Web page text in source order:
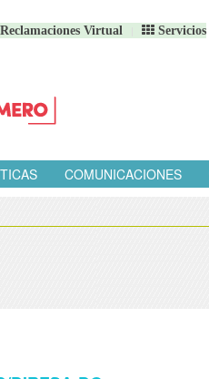
Virtual Servicios
COMUNICACIONES